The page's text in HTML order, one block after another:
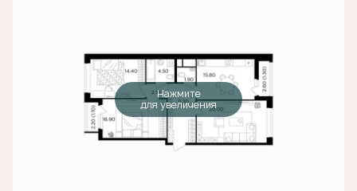
Нажмите
для увеличения